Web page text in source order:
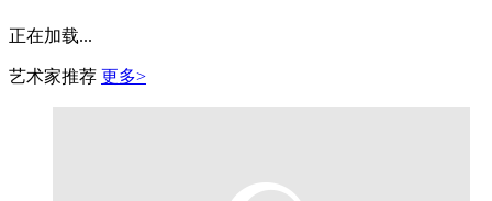
正在加载...
艺术家推荐 更多>